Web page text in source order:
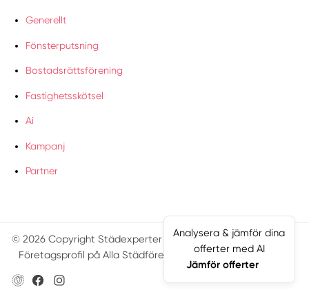
Generellt
Fönsterputsning
Bostadsrättsförening
Fastighetsskötsel
Ai
Kampanj
Partner
© 2026 Copyright Städexperter Villkor
Sajtkarta
Företagsprofil på Alla Städföretag
Smartproduktion
Analysera & jämför dina
offerter med AI
Jämför offerter